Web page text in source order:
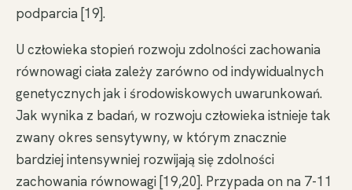
podparcia [19].
U człowieka stopień rozwoju zdolności zachowania
równowagi ciała zależy zarówno od indywidualnych
genetycznych jak i środowiskowych uwarunkowań.
Jak wynika z badań, w rozwoju człowieka istnieje tak
zwany okres sensytywny, w którym znacznie
bardziej intensywniej rozwijają się zdolności
zachowania równowagi [19,20]. Przypada on na 7-11